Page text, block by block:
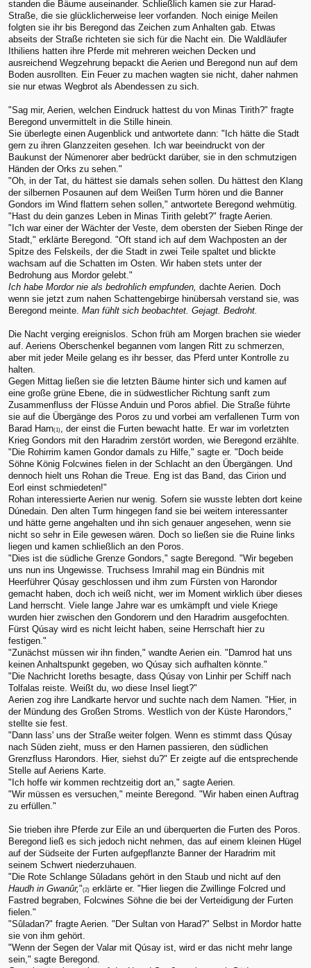
standen die Bäume auseinander. Schließlich kamen sie zur Harad-
Straße, die sie glücklicherweise leer vorfanden. Noch einige Meilen
folgten sie ihr bis Beregond das Zeichen zum Anhalten gab. Etwas
abseits der Straße richteten sie sich für die Nacht ein. Die Waldläufer
Ithiliens hatten ihre Pferde mit mehreren weichen Decken und
ausreichend Wegzehrung bepackt die Aerien und Beregond nun auf dem
Boden ausrollten. Ein Feuer zu machen wagten sie nicht, daher nahmen
sie nur etwas Wegbrot als Abendessen zu sich.
"Sag mir, Aerien, welchen Eindruck hattest du von Minas Tirith?" fragte
Beregond unvermittelt in die Stille hinein.
Sie überlegte einen Augenblick und antwortete dann: "Ich hätte die Stadt
gern zu ihren Glanzzeiten gesehen. Ich war beeindruckt von der
Baukunst der Númenorer aber bedrückt darüber, sie in den schmutzigen
Händen der Orks zu sehen."
"Oh, in der Tat, du hättest sie damals sehen sollen. Du hättest den Klang
der silbernen Posaunen auf dem Weißen Turm hören und die Banner
Gondors im Wind flattern sehen sollen," antwortete Beregond wehmütig.
"Hast du dein ganzes Leben in Minas Tirith gelebt?" fragte Aerien.
"Ich war einer der Wächter der Veste, dem obersten der Sieben Ringe der
Stadt," erklärte Beregond. "Oft stand ich auf dem Wachposten an der
Spitze des Felskeils, der die Stadt in zwei Teile spaltet und blickte
wachsam auf die Schatten im Osten. Wir haben stets unter der
Bedrohung aus Mordor gelebt."
Ich habe Mordor nie als bedrohlich empfunden, dachte Aerien. Doch
wenn sie jetzt zum nahen Schattengebirge hinübersah verstand sie, was
Beregond meinte. Man fühlt sich beobachtet. Gejagt. Bedroht.
Die Nacht verging ereignislos. Schon früh am Morgen brachen sie wieder
auf. Aeriens Oberschenkel begannen vom langen Ritt zu schmerzen,
aber mit jeder Meile gelang es ihr besser, das Pferd unter Kontrolle zu
halten.
Gegen Mittag ließen sie die letzten Bäume hinter sich und kamen auf
eine große grüne Ebene, die in südwestlicher Richtung sanft zum
Zusammenfluss der Flüsse Anduin und Poros abfiel. Die Straße führte
sie auf die Übergänge des Poros zu und vorbei am verfallenen Turm von
Barad Harn(1), der einst die Furten bewacht hatte. Er war im vorletzten
Krieg Gondors mit den Haradrim zerstört worden, wie Beregond erzählte.
"Die Rohirrim kamen Gondor damals zu Hilfe," sagte er. "Doch beide
Söhne König Folcwines fielen in der Schlacht an den Übergängen. Und
dennoch hielt uns Rohan die Treue. Eng ist das Band, das Cirion und
Eorl einst schmiedeten!"
Rohan interessierte Aerien nur wenig. Sofern sie wusste lebten dort keine
Dúnedain. Den alten Turm hingegen fand sie bei weitem interessanter
und hätte gerne angehalten und ihn sich genauer angesehen, wenn sie
nicht so sehr in Eile gewesen wären. Doch so ließen sie die Ruine links
liegen und kamen schließlich an den Poros.
"Dies ist die südliche Grenze Gondors," sagte Beregond. "Wir begeben
uns nun ins Ungewisse. Truchsess Imrahil mag ein Bündnis mit
Heerführer Qúsay geschlossen und ihm zum Fürsten von Harondor
gemacht haben, doch ich weiß nicht, wer im Moment wirklich über dieses
Land herrscht. Viele lange Jahre war es umkämpft und viele Kriege
wurden hier zwischen den Gondorern und den Haradrim ausgefochten.
Fürst Qúsay wird es nicht leicht haben, seine Herrschaft hier zu
festigen."
"Zunächst müssen wir ihn finden," wandte Aerien ein. "Damrod hat uns
keinen Anhaltspunkt gegeben, wo Qúsay sich aufhalten könnte."
"Die Nachricht Ioreths besagte, dass Qúsay von Linhir per Schiff nach
Tolfalas reiste. Weißt du, wo diese Insel liegt?"
Aerien zog ihre Landkarte hervor und suchte nach dem Namen. "Hier, in
der Mündung des Großen Stroms. Westlich von der Küste Harondors,"
stellte sie fest.
"Dann lass' uns der Straße weiter folgen. Wenn es stimmt dass Qúsay
nach Süden zieht, muss er den Harnen passieren, den südlichen
Grenzfluss Harondors. Hier, siehst du?" Er zeigte auf die entsprechende
Stelle auf Aeriens Karte.
"Ich hoffe wir kommen rechtzeitig dort an," sagte Aerien.
"Wir müssen es versuchen," meinte Beregond. "Wir haben einen Auftrag
zu erfüllen."
Sie trieben ihre Pferde zur Eile an und überquerten die Furten des Poros.
Beregond ließ es sich jedoch nicht nehmen, das auf einem kleinen Hügel
auf der Südseite der Furten aufgepflanzte Banner der Haradrim mit
seinem Schwert niederzuhauen.
"Die Rote Schlange Sûladans gehört in den Staub und nicht auf den
Haudh in Gwanûr,"(2) erklärte er. "Hier liegen die Zwillinge Folcred und
Fastred begraben, Folcwines Söhne die bei der Verteidigung der Furten
fielen."
"Sûladan?" fragte Aerien. "Der Sultan von Harad?" Selbst in Mordor hatte
sie von ihm gehört.
"Wenn der Segen der Valar mit Qúsay ist, wird er das nicht mehr lange
sein," sagte Beregond.